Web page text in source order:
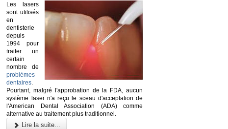
Les lasers
sont utilisés
en
dentisterie
depuis
1994 pour
traiter un
certain
nombre de
problèmes
dentaires.
Pourtant, malgré l'approbation de la FDA, aucun
système laser n'a reçu le sceau d'acceptation de
l'American Dental Association (ADA) comme
alternative au traitement plus traditionnel.
Lire la suite...